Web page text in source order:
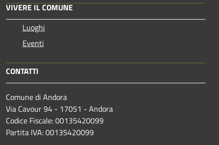
VIVERE IL COMUNE
Luoghi
Eventi
CONTATTI
Comune di Andora
Via Cavour 94 - 17051 - Andora
Codice Fiscale: 00135420099
Partita IVA: 00135420099